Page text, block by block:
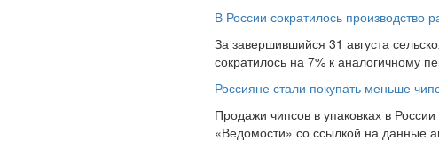
В России сократилось производство
За завершившийся 31 августа
сократилось на 7% к аналогичному
Россияне стали покупать меньше
Продажи чипсов в упаковках в
«Ведомости» со ссылкой на данные